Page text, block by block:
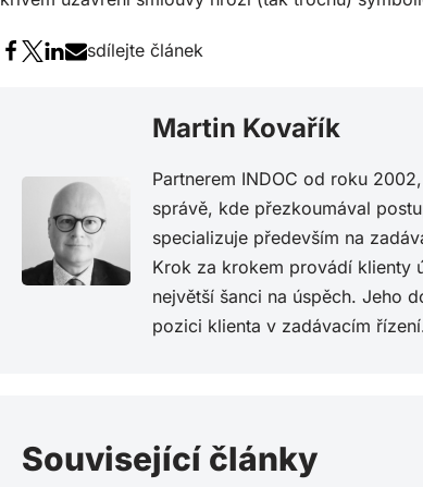
sdílejte článek
Martin Kovařík
Partnerem INDOC od roku
správě, kde přezkoumával
specializuje především na
Krok za krokem provádí klienty
největší šanci na úspěch. Jeho
pozici klienta v zadávacím
Související články